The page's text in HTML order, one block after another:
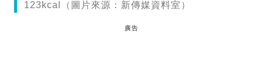
123kcal（圖片來源：新傳媒資料室）
廣告